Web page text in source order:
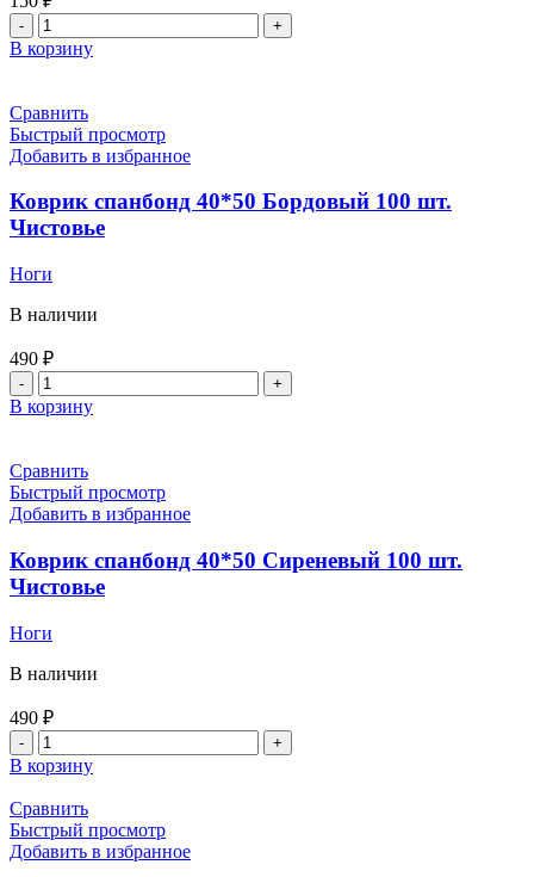
Количество
товара
э
Стандарт
Голубые
ДБК
В корзину
Сравнить
Быстрый просмотр
Добавить в избранное
Коврик спанбонд 40*50 Бордовый 100 шт.
Чистовье
Ноги
В наличии
490 ₽
Количество
товара
40*50
Бордовый
100
Чистовье
В корзину
Сравнить
Быстрый просмотр
Добавить в избранное
Коврик спанбонд 40*50 Сиреневый 100 шт.
Чистовье
Ноги
В наличии
490 ₽
Количество
товара
спанбонд
40*50
Сиреневый
В корзину
Сравнить
Быстрый просмотр
Добавить в избранное